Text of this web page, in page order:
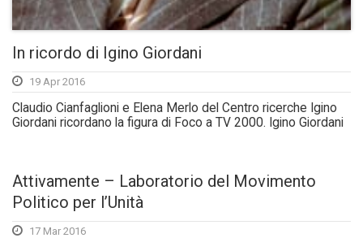
In ricordo di Igino Giordani
19 Apr 2016
Claudio Cianfaglioni e Elena Merlo del Centro ricerche Igino
Giordani ricordano la figura di Foco a TV 2000. Igino Giordani
Attivamente – Laboratorio del Movimento
Politico per l’Unità
17 Mar 2016